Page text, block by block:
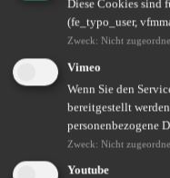
Beim Thema Vorsorge
diejenigen Bereiche, die
IHNEN oder auch Ihren
Dabei geht es um die
Gesundheitsvorsorge
Bereichen sind wir Ihr
richtige Wahl zu treffen.
Darüber hinaus finden Sie
zur Altersvorsorge und
Diese Cookies sind
(fe_typo_user,
Zweck: Nicht
Vimeo
Wenn Sie den
bereitgestellt
personenbezogene
Zweck: Nicht
Youtube